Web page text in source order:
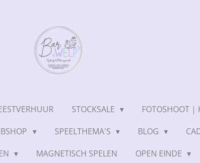
STOCKSALE FOTOSHOOT |
SPEELTHEMA'S BLOG
MAGNETISCH SPELEN OPEN EINDE